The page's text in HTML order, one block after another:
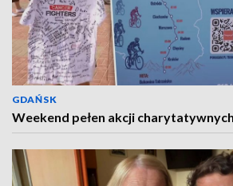
GDAŃSK
Weekend pełen akcji